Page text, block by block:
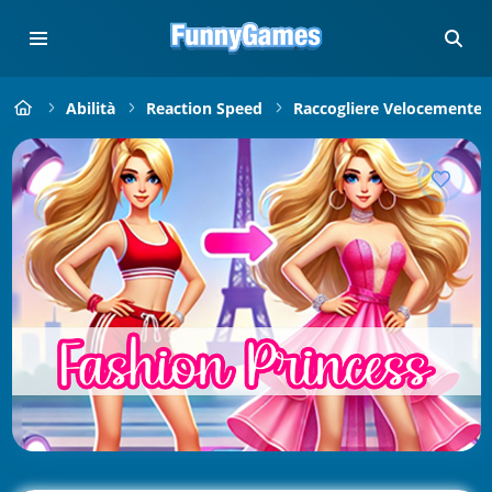
Abilità Reaction Speed Raccogliere Velocemente